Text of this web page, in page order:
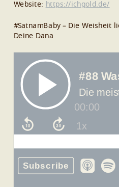
Website: https://ichgold.de/
#SatnamBaby – Die Weisheit
Deine Dana